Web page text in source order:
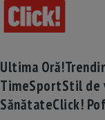
Ultima Oră!
TimeSportStil de
SănătateClick!